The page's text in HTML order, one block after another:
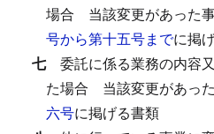
場合
当該変更があった
号から第十五号までに掲
七 委託に係る業務の内容
た場合
当該変更があっ
六号に掲げる書類